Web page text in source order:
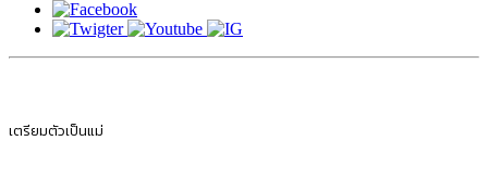
เตรียมตัวเป็นแม่